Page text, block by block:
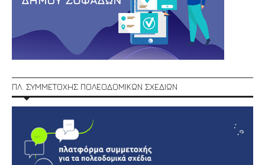
ΠΛ. ΣΥΜΜΕΤΟΧΗΣ ΠΟΛΕΟΔΟΜΙΚΩΝ ΣΧΕΔΙΩΝ